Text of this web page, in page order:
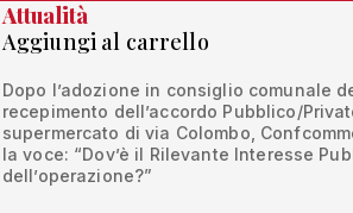
Attualità
Aggiungi al carrello
Dopo l’adozione in consiglio comunale
recepimento dell’accordo Pubblico/
supermercato di via Colombo,
la voce: “Dov’è il Rilevante Interesse
dell’operazione?”